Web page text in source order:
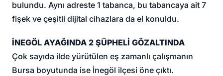
bulundu. Aynı adreste 1 tabanca, bu tabancaya ait 7
fişek ve çeşitli dijital cihazlara da el konuldu.
İNEGÖL AYAĞINDA 2 ŞÜPHELİ GÖZALTINDA
Çok sayıda ilde yürütülen eş zamanlı çalışmanın
Bursa boyutunda ise İnegöl ilçesi öne çıktı.